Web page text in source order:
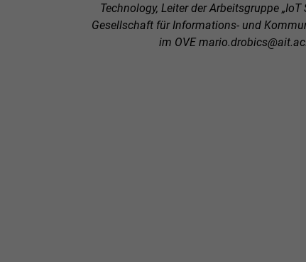
Technology, Leiter der Arbeitsgruppe „IoT
Gesellschaft für Informations- und
im OVE